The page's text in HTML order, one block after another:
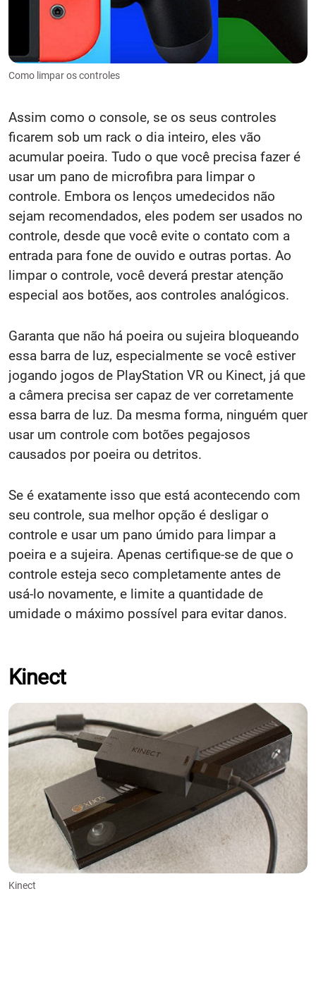
Como limpar os controles
Assim como o console, se os seus controles
ficarem sob um rack o dia inteiro, eles vão
acumular poeira. Tudo o que você precisa fazer é
usar um pano de microfibra para limpar o
controle. Embora os lenços umedecidos não
sejam recomendados, eles podem ser usados ​​no
controle, desde que você evite o contato com a
entrada para fone de ouvido e outras portas. Ao
limpar o controle, você deverá prestar atenção
especial aos botões, aos controles analógicos.
Garanta que não há poeira ou sujeira bloqueando
essa barra de luz, especialmente se você estiver
jogando jogos de PlayStation VR ou Kinect, já que
a câmera precisa ser capaz de ver corretamente
essa barra de luz. Da mesma forma, ninguém quer
usar um controle com botões pegajosos
causados ​​por poeira ou detritos.
Se é exatamente isso que está acontecendo com
seu controle, sua melhor opção é desligar o
controle e usar um pano úmido para limpar a
poeira e a sujeira. Apenas certifique-se de que o
controle esteja seco completamente antes de
usá-lo novamente, e limite a quantidade de
umidade o máximo possível para evitar danos.
Kinect
Kinect